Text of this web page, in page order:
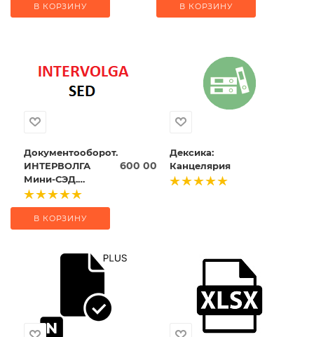
В КОРЗИНУ В КОРЗИНУ
Документооборот.
ИНТЕРВОЛГА
Мини-СЭД.
Согласование
договоров
600 000 ₽
В КОРЗИНУ
Дексика:
Канцелярия